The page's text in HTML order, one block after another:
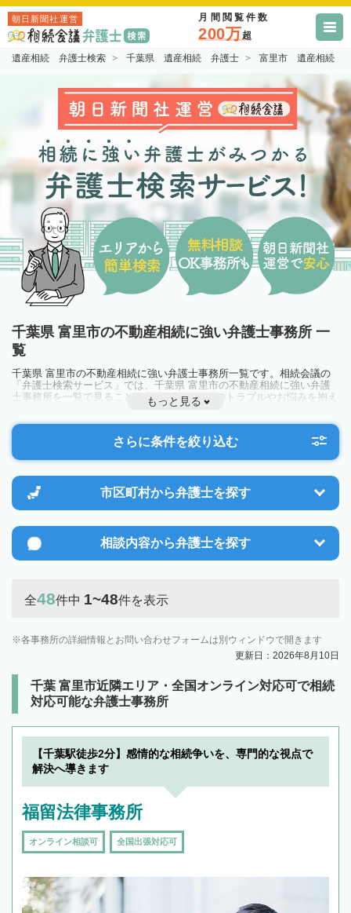
朝日新聞社運営 月間閲覧件数
200万超
遺産相続 弁護士検索 千葉県 遺産相続 弁護士 富里市 遺産相続
千葉県 富里市の不動産相続に強い弁護士事務所 一
覧
千葉県 富里市の不動産相続に強い弁護士事務所一覧です。相続会議の
「弁護士検索サービス」では、千葉県 富里市の不動産相続に強い弁護
士事務所を一覧で見ることが出来ます。相続のトラブルやお悩みを抱え
ている方は一度近隣の弁護士に相談してみましょう。
もっと見る
さらに条件を絞り込む
市区町村から弁護士を探す
相談内容から弁護士を探す
全48件中 1~48件を表示
各事務所の詳細情報とお問い合わせフォームは別ウィンドウで開きます
更新日：2026年8月10日
千葉 富里市近隣エリア・全国オンライン対応可で相続
対応可能な弁護士事務所
【千葉駅徒歩2分】感情的な相続争いを、専門的な視点で
解決へ導きます
福留法律事務所
オンライン相談可 全国出張対応可